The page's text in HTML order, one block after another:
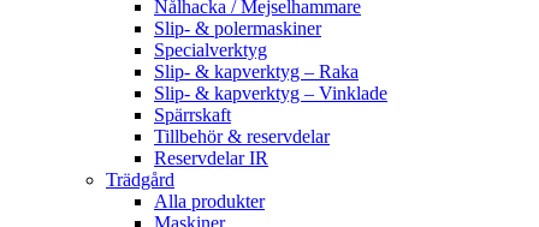
Nålhacka / Mejselhammare
Slip- & polermaskiner
Specialverktyg
Slip- & kapverktyg – Raka
Slip- & kapverktyg – Vinklade
Spärrskaft
Tillbehör & reservdelar
Reservdelar IR
Trädgård
Alla produkter
Maskiner